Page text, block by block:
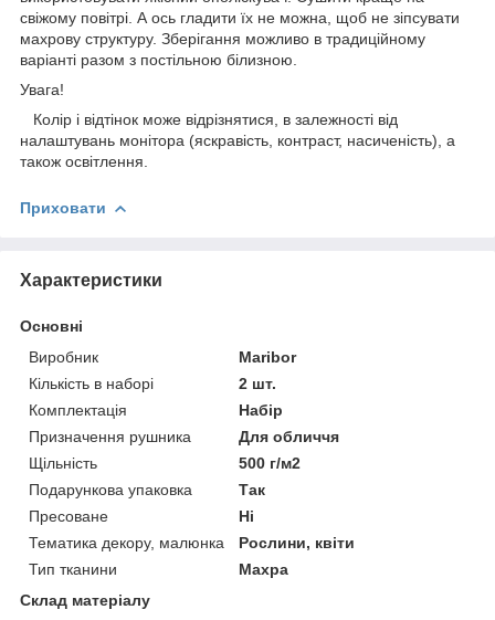
свіжому повітрі. А ось гладити їх не можна, щоб не зіпсувати
махрову структуру. Зберігання можливо в традиційному
варіанті разом з постільною білизною.
Увага!
Колір і відтінок може відрізнятися, в залежності від
налаштувань монітора (яскравість, контраст, насиченість), а
також освітлення.
Приховати
Характеристики
Основні
Виробник
Maribor
Кількість в наборі
2 шт.
Комплектація
Набір
Призначення рушника
Для обличчя
Щільність
500 г/м2
Подарункова упаковка
Так
Пресоване
Ні
Тематика декору, малюнка
Рослини, квіти
Тип тканини
Махра
Склад матеріалу